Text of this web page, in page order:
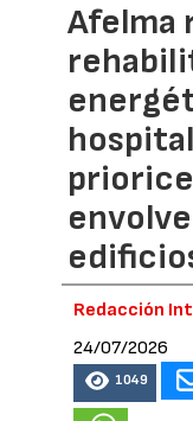
Afelma
Redacción
24/07/2026
1049